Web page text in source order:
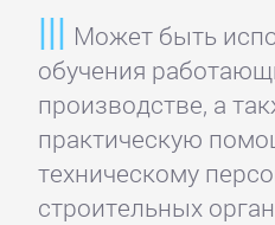
Может быть
обучения
производстве, а
практическую
техническому
строительных
Книги
для
детей:
прочее
Сказки